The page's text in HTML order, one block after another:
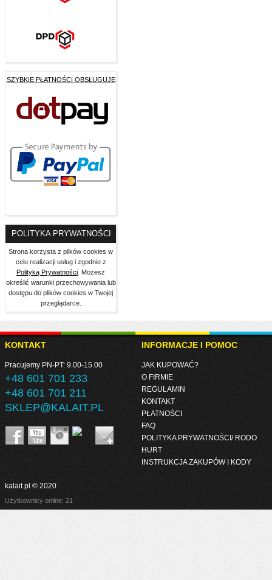
SZYBKIE PŁATNOŚCI OBSŁUGUJE
POLITYKA PRYWATNOŚCI
Strona korzysta z plików cookies w
celu realizacji usług i zgodnie z
Polityką Prywatności . Możesz
określić warunki przechowywania lub
dostępu do plików cookies w Twojej
przeglądarce.
KONTAKT
Pracujemy PN-PT: 9.00-15.00
+48 601 701 233
+48 601 701 211
SKLEP@KALAIT.PL
INFORMACJE I POMOC
JAK KUPOWAĆ?
O FIRMIE
REGULAMIN
KONTAKT
PŁATNOŚCI
FAQ
POLITYKA PRYWATNOŚCI/ RODO
HURT
INSTRUKCJA ZAKUPÓW I KODY
kalait.pl © 2020
Użytkownicy online: 21